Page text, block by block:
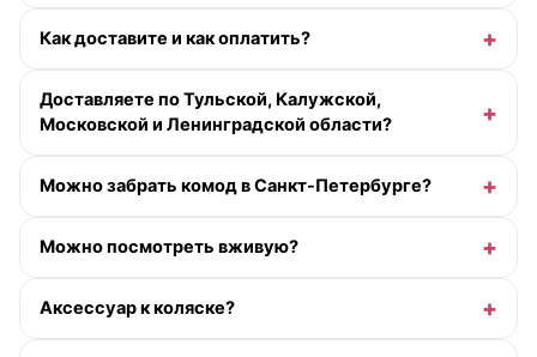
Как доставите и как оплатить?
Доставляете по Тульской, Калужской,
Московской и Ленинградской области?
Можно забрать комод в Санкт-Петербурге?
Можно посмотреть вживую?
Аксессуар к коляске?